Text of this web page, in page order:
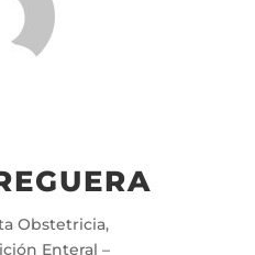
Obstetricia,
Enteral –